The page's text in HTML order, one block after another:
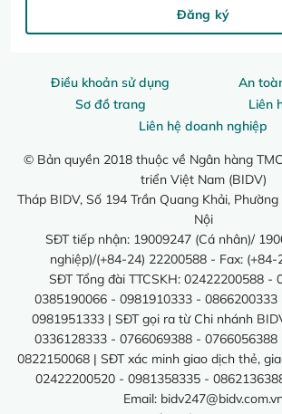
Điều khoản sử dụng
An
Sơ đồ trang
Liên
Liên hệ doanh nghiệp
© Bản quyền 2018 thuộc về Ngân hàng
triển Việt Nam (BIDV)
Tháp BIDV, Số 194 Trần Quang Khải,
Nội
SĐT tiếp nhận: 19009247 (Cá nhân)/
nghiệp)/(+84-24) 22200588 - Fax: (+84-
SĐT Tổng đài TTCSKH: 02422200588 -
0385190066 - 0981910333 -
0981951333 | SĐT gọi ra từ Chi nhánh
0336128333 - 0766069388 -
0822150068 | SĐT xác minh giao dịch thẻ,
02422200520 - 0981358335 -
Email:
Đăng ký